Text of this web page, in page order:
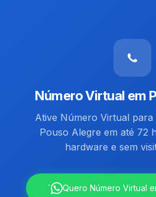
Número Virtual em
Ative Número Virtual para
Pouso Alegre em até 72
hardware e sem
` Quero Número Virtual